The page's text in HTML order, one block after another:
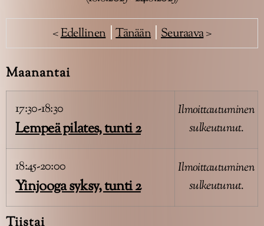
<Edellinen|Tänään| Seuraava>
Maanantai
17:30-18:30
Lempeä pilates, tunti 2
Ilmoittautuminen
sulkeutunut.
18:45-20:00
Yinjooga syksy, tunti 2
Ilmoittautuminen
sulkeutunut.